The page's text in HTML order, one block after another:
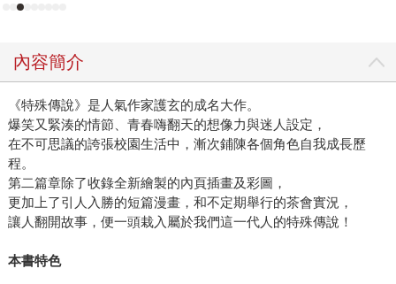
內容簡介
《特殊傳說》是人氣作家護玄的成名大作。
爆笑又緊湊的情節、青春嗨翻天的想像力與迷人設定，
在不可思議的誇張校園生活中，漸次鋪陳各個角色自我成長歷
程。
第二篇章除了收錄全新繪製的內頁插畫及彩圖，
更加上了引人入勝的短篇漫畫，和不定期舉行的茶會實況，
讓人翻開故事，便一頭栽入屬於我們這一代人的特殊傳說！
本書特色